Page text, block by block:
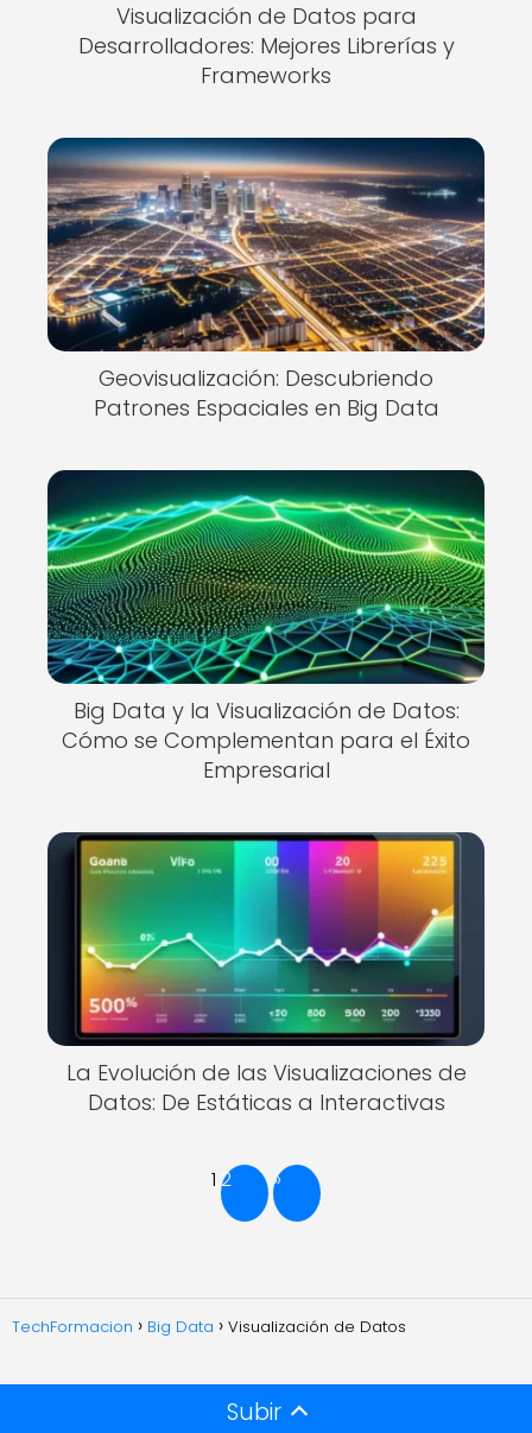
Visualización de Datos para
Desarrolladores: Mejores Librerías y
Frameworks
Geovisualización: Descubriendo
Patrones Espaciales en Big Data
Big Data y la Visualización de Datos:
Cómo se Complementan para el Éxito
Empresarial
La Evolución de las Visualizaciones de
Datos: De Estáticas a Interactivas
1 2 »
TechFormacion Big Data Visualización de Datos
Subir